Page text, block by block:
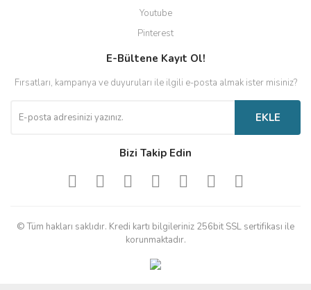
Youtube
Pinterest
E-Bültene Kayıt Ol!
Fırsatları, kampanya ve duyuruları ile ilgili e-posta almak ister misiniz?
EKLE
Bizi Takip Edin
© Tüm hakları saklıdır. Kredi kartı bilgileriniz 256bit SSL sertifikası ile
korunmaktadır.